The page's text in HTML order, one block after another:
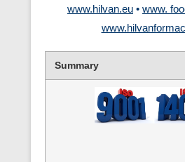
www.hilvan.eu • www.
Summary